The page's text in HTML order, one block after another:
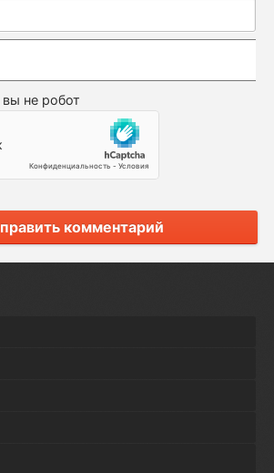
не робот
комментарий